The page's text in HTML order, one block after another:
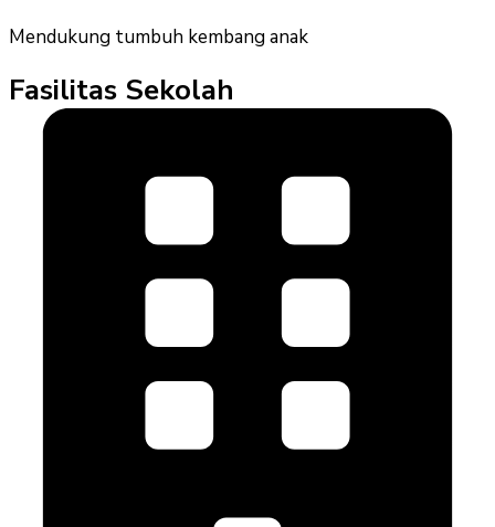
Mendukung tumbuh kembang anak
Fasilitas Sekolah